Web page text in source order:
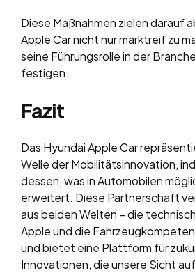
Diese Maßnahmen zielen darauf
Apple Car nicht nur marktreif zu
seine Führungsrolle in der
festigen.
Fazit
Das Hyundai Apple Car
Welle der Mobilitätsinnovation,
dessen, was in Automobilen
erweitert. Diese Partnerschaft
aus beiden Welten – die
Apple und die
und bietet eine Plattform für
Innovationen, die unsere Sicht